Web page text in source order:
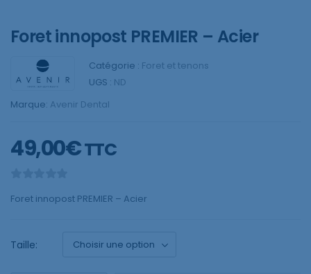
Foret innopost PREMIER – Acier
Catégorie : Foret et tenons
UGS : ND
Marque: Avenir Dental
49,00€TTC
Foret innopost PREMIER – Acier
Taille: